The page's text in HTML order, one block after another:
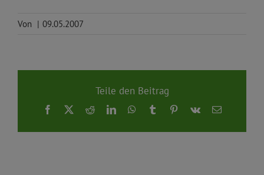
Von | 09.05.2007
Teile den Beitrag
Facebook
X RedditLinkedInWhatsApp
TumblrPinterest
Vk
E-